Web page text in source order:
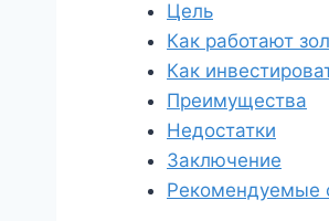
Цель
Как работают
Как
Преимущества
Недостатки
Заключение
Рекомендуемые